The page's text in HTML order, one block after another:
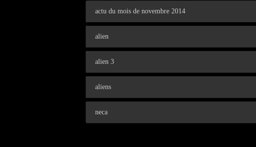
actu du mois de novembre 2014
alien
alien 3
aliens
neca